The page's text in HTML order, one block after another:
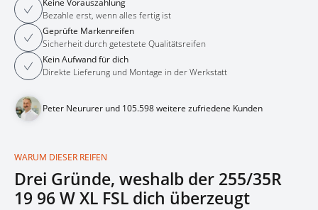
Keine Vorauszahlung
Bezahle erst, wenn alles fertig ist
Geprüfte Markenreifen
Sicherheit durch getestete Qualitätsreifen
Kein Aufwand für dich
Direkte Lieferung und Montage in der Werkstatt
Peter Neururer und 105.598 weitere zufriedene Kunden
WARUM DIESER REIFEN
Drei Gründe, weshalb der 255/35R
19 96 W XL FSL dich überzeugt